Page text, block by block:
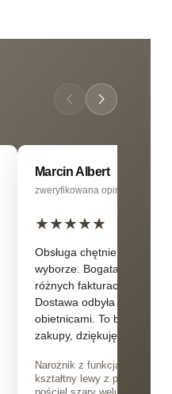
Marcin Albert
zweryfikowana opinia
★★★★★
Obsługa chętnie doradza w
wyborze. Bogata oferta
różnych fakturach i
Dostawa odbyła się
obietnicami. To były
zakupy, dziękuję.
Narożnik z funkcją spania
kształtny lewy z